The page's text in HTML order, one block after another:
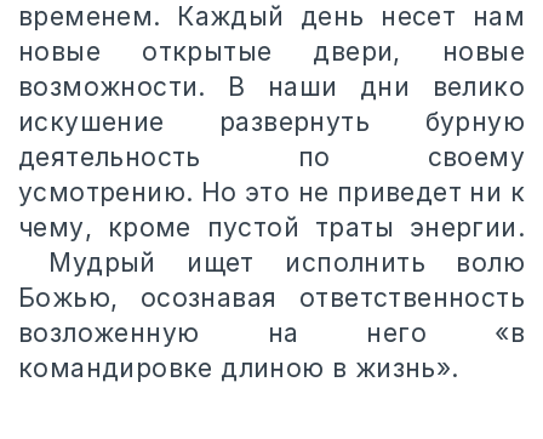
временем. Каждый день несет нам
новые открытые двери, новые
возможности. В наши дни велико
искушение развернуть бурную
деятельность по своему
усмотрению. Но это не приведет ни к
чему, кроме пустой траты энергии.
Мудрый ищет исполнить волю
Божью, осознавая ответственность
возложенную на него «в
командировке длиною в жизнь».